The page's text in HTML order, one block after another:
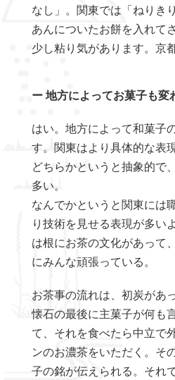
なし」。関東では「ねりき
あんについたお餅を入れて
少し粘り気があります。京
ー 地方によってお菓子も変
はい。地方によって和菓子
す。関東はより具体的な表
どちらかというと抽象的で
多い。
なんでかというと関東には
り技術を見せる表現が多い
は根にお茶の文化があって
にみんな頑張っている。
お茶事の流れは、初炭があ
懐石の最後に主菓子が何も
て、それを食べたら中立で
ンのお濃茶をいただく。そ
子の銘が伝えられる。それ